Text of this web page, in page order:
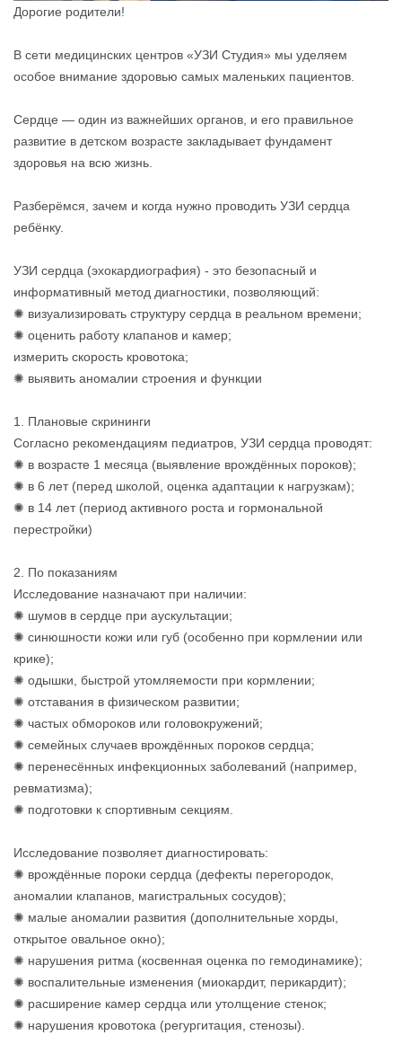
Дорогие родители!
В сети медицинских центров «УЗИ Студия» мы уделяем
особое внимание здоровью самых маленьких пациентов.
Сердце — один из важнейших органов, и его правильное
развитие в детском возрасте закладывает фундамент
здоровья на всю жизнь.
Разберёмся, зачем и когда нужно проводить УЗИ сердца
ребёнку.
УЗИ сердца (эхокардиография) - это безопасный и
информативный метод диагностики, позволяющий:
✺ визуализировать структуру сердца в реальном времени;
✺ оценить работу клапанов и камер;
измерить скорость кровотока;
✺ выявить аномалии строения и функции
1. Плановые скрининги
Согласно рекомендациям педиатров, УЗИ сердца проводят:
✺ в возрасте 1 месяца (выявление врождённых пороков);
✺ в 6 лет (перед школой, оценка адаптации к нагрузкам);
✺ в 14 лет (период активного роста и гормональной
перестройки)
2. По показаниям
Исследование назначают при наличии:
✺ шумов в сердце при аускультации;
✺ синюшности кожи или губ (особенно при кормлении или
крике);
✺ одышки, быстрой утомляемости при кормлении;
✺ отставания в физическом развитии;
✺ частых обмороков или головокружений;
✺ семейных случаев врождённых пороков сердца;
✺ перенесённых инфекционных заболеваний (например,
ревматизма);
✺ подготовки к спортивным секциям.
Исследование позволяет диагностировать:
✺ врождённые пороки сердца (дефекты перегородок,
аномалии клапанов, магистральных сосудов);
✺ малые аномалии развития (дополнительные хорды,
открытое овальное окно);
✺ нарушения ритма (косвенная оценка по гемодинамике);
✺ воспалительные изменения (миокардит, перикардит);
✺ расширение камер сердца или утолщение стенок;
✺ нарушения кровотока (регургитация, стенозы).